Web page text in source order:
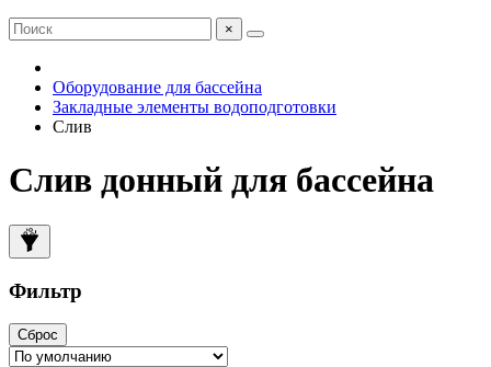
×
Оборудование для бассейна
Закладные элементы водоподготовки
Слив
Слив донный для бассейна
Фильтр
Сброс